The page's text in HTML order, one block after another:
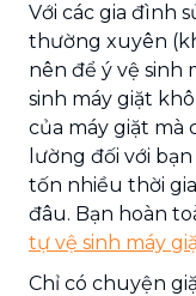
Với các gia đình
thường xuyên
nên để ý vệ sinh
sinh máy giặt
của máy giặt mà
lường đối với
tốn nhiều thời
đâu. Bạn hoàn
tự vệ sinh máy
Chỉ có chuyện